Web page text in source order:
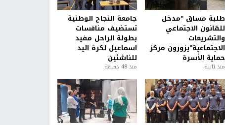
طلبة مساق "مدخل
للقانون الاجتماعي
والتشريعات
الاجتماعية"يزورون مركز
حماية الأسرة
منذ ثانية
جامعة النجاح الوطنية
تستضيف منافسات
بطولة الراحل مفيد
اسماعيل لكرة اليد
للناشئين
منذ 48 دقيقة